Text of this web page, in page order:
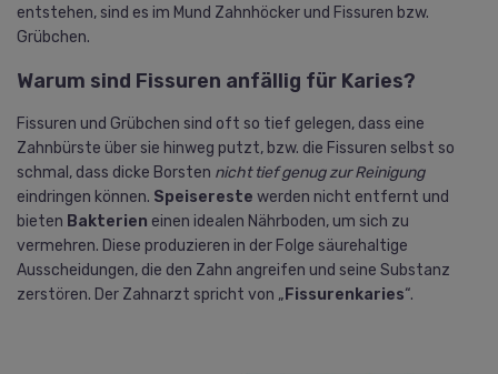
entstehen, sind es im Mund Zahnhöcker und Fissuren bzw.
Grübchen.
Warum sind Fissuren anfällig für Karies?
Fissuren und Grübchen sind oft so tief gelegen, dass eine
Zahnbürste über sie hinweg putzt, bzw. die Fissuren selbst so
schmal, dass dicke Borsten nicht tief genug zur Reinigung
eindringen können. Speisereste werden nicht entfernt und
bieten Bakterien einen idealen Nährboden, um sich zu
vermehren. Diese produzieren in der Folge säurehaltige
Ausscheidungen, die den Zahn angreifen und seine Substanz
zerstören. Der Zahnarzt spricht von „ Fissurenkaries“.